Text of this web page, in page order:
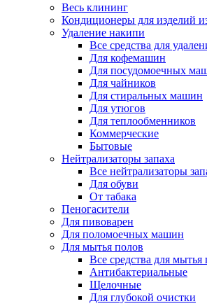
Весь клининг
Кондиционеры для изделий
Удаление накипи
Все средства для
Для кофемашин
Для посудомоечных
Для чайников
Для стиральных машин
Для утюгов
Для теплообменников
Коммерческие
Бытовые
Нейтрализаторы запаха
Все нейтрализаторы
Для обуви
От табака
Пеногасители
Для пивоварен
Для поломоечных машин
Для мытья полов
Все средства для мытья
Антибактериальные
Щелочные
Для глубокой очистки